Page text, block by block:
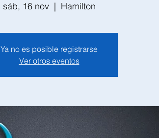
sáb, 16 nov
  |
Hamilton
Ya no es posible registrarse
Ver otros eventos